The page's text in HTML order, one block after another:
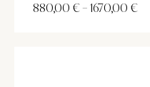
880,00 € – 1670,00 €